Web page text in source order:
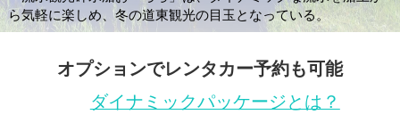
ら気軽に楽しめ、冬の道東観光の目玉となっている。
オプションでレンタカー予約も可能
ダイナミックパッケージとは？